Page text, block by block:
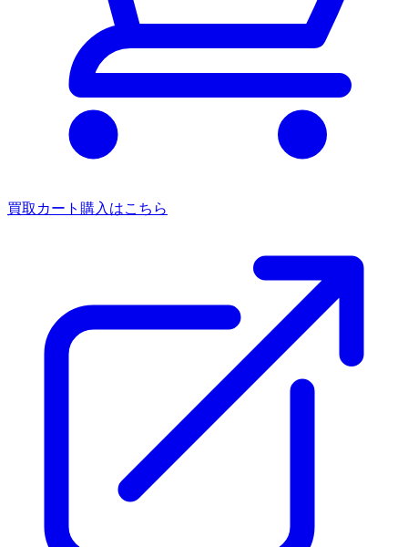
買取カート 購入はこちら